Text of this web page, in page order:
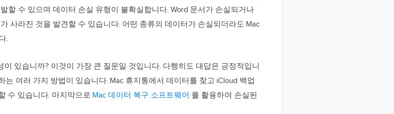
할 수 있으며 데이터 손실 유형이 불확실합니다. Word 문서가 손실되거나
사라진 것을 발견할 수 있습니다. 어떤 종류의 데이터가 손실되더라도 Mac
.
이 있습니까? 이것이 가장 큰 질문일 것입니다. 다행히도 대답은 긍정적입니
는 여러 가지 방법이 있습니다. Mac 휴지통에서 데이터를 찾고 iCloud 백업
수 있습니다. 마지막으로 Mac 데이터 복구 소프트웨어 를 활용하여 손실된